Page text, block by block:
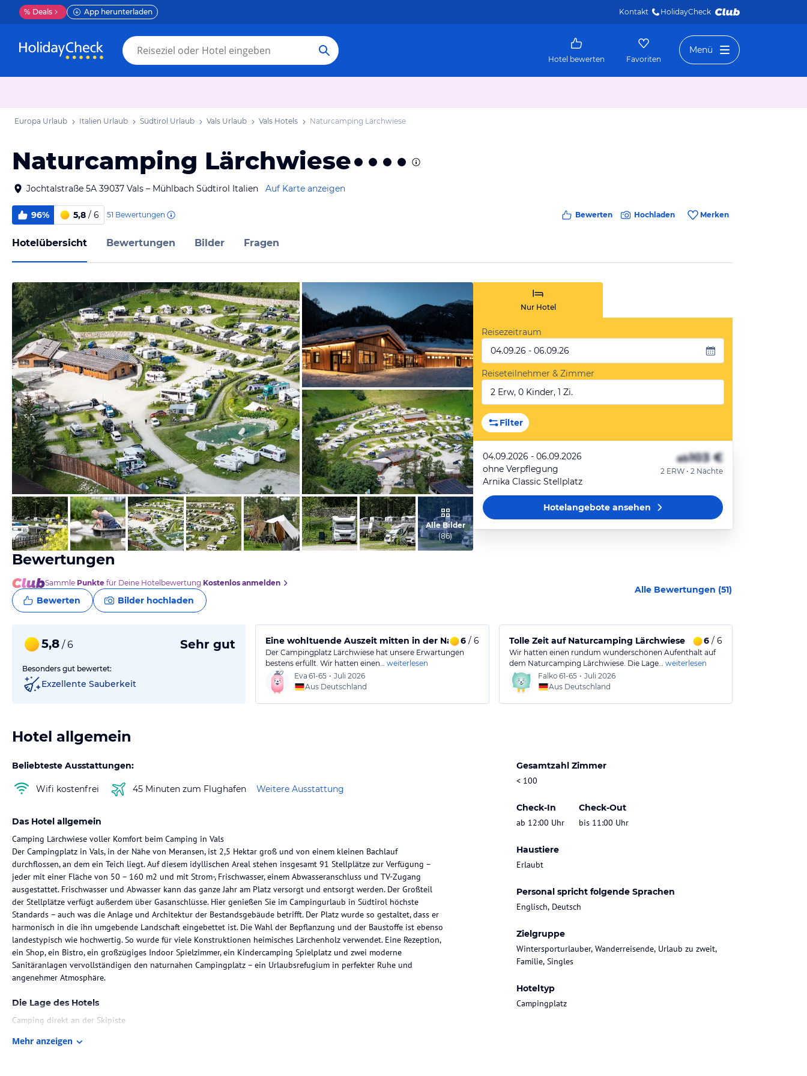
% Deals App herunterladen Kontakt HolidayCheck
Hotel bewerten Favoriten
Menü
Europa Urlaub Italien Urlaub Südtirol Urlaub Vals Urlaub Vals Hotels Naturcamping Lärchwiese
Naturcamping Lärchwiese
Jochtalstraße 5A 39037 Vals – Mühlbach Südtirol Italien Auf Karte anzeigen
96% 5,8 / 6 51 Bewertungen Bewerten Hochladen Merken
Hotelübersicht Bewertungen Bilder Fragen
vom Hotelier, August 2025
vom Hotelier, Februar 2021
vom Hotelier, August 2025
Alle Bilder
(86)
Nur Hotel
Reisezeitraum
04.09.26 - 06.09.26
Reiseteilnehmer & Zimmer
2 Erw, 0 Kinder, 1 Zi.
Filter
04.09.2026 - 06.09.2026
ohne Verpflegung
Arnika Classic Stellplatz
ab103 €
2 ERW • 2 Nächte
Hotelangeboteansehen
Bewertungen
Sammle Punkte für Deine Hotelbewertung.Kostenlos anmelden
Bewerten Bilder hochladen
Alle Bewertungen (51)
5,8 / 6 Sehr gut
Besonders gut bewertet:
Exzellente Sauberkeit
Eine wohltuende Auszeit mitten in der Natur
6/ 6
Der Campingplatz Lärchwiese hat unsere Erwartungen
bestens erfüllt. Wir hatten einen… weiterlesen
Eva 61-65 • Juli 2026
Aus Deutschland
Tolle Zeit auf Naturcamping Lärchwiese 6/ 6
Wir hatten einen rundum wunderschönen Aufenthalt auf
dem Naturcamping Lärchwiese. Die Lage… weiterlesen
Falko 61-65 • Juli 2026
Aus Deutschland
Hotel allgemein
Beliebteste Ausstattungen:
Wifi kostenfrei 45 Minuten zum Flughafen Weitere Ausstattung
Gesamtzahl Zimmer
< 100
Check-In
ab 12:00 Uhr
Check-Out
bis 11:00 Uhr
Haustiere
Erlaubt
Personal spricht folgende Sprachen
Englisch, Deutsch
Zielgruppe
Wintersporturlauber, Wanderreisende, Urlaub zu zweit,
Familie, Singles
Hoteltyp
Campingplatz
Das Hotel allgemein
Camping Lärchwiese voller Komfort beim Camping in Vals
Der Campingplatz in Vals, in der Nähe von Meransen, ist 2,5 Hektar groß und von einem kleinen Bachlauf
durchflossen, an dem ein Teich liegt. Auf diesem idyllischen Areal stehen insgesamt 91 Stellplätze zur Verfügung –
jeder mit einer Fläche von 50 – 160 m2 und mit Strom-, Frischwasser, einem Abwasseranschluss und TV-Zugang
ausgestattet. Frischwasser und Abwasser kann das ganze Jahr am Platz versorgt und entsorgt werden. Der Großteil
der Stellplätze verfügt außerdem über Gasanschlüsse. Hier genießen Sie im Campingurlaub in Südtirol höchste
Standards – auch was die Anlage und Architektur der Bestandsgebäude betrifft. Der Platz wurde so gestaltet, dass er
harmonisch in die ihn umgebende Landschaft eingebettet ist. Die Wahl der Bepflanzung und der Baustoffe ist ebenso
landestypisch wie hochwertig. So wurde für viele Konstruktionen heimisches Lärchenholz verwendet. Eine Rezeption,
ein Shop, ein Bistro, ein großzügiges Indoor Spielzimmer, ein Kindercamping Spielplatz und zwei moderne
Sanitäranlagen vervollständigen den naturnahen Campingplatz – ein Urlaubsrefugium in perfekter Ruhe und
angenehmer Atmosphäre.
Die Lage des Hotels
Camping direkt an der Skipiste
Unser Campingplatz liegt in Vals mitten in der beliebten Wander- und Skiregion Gitschberg Jochtal. Die
Mehr anzeigen